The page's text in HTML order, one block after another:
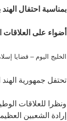
بمناسبة احتفال الهند
أضواء على العلاقات
الخليج اليوم – قضايا إسلامية
تحتفل جمهورية الهند اليوم (26 يناير 1986) بالذكرى السابعة والثلاثين لإعلان جمهوريتها من نير
ونظرا للعلاقات
إرادة الشعبين